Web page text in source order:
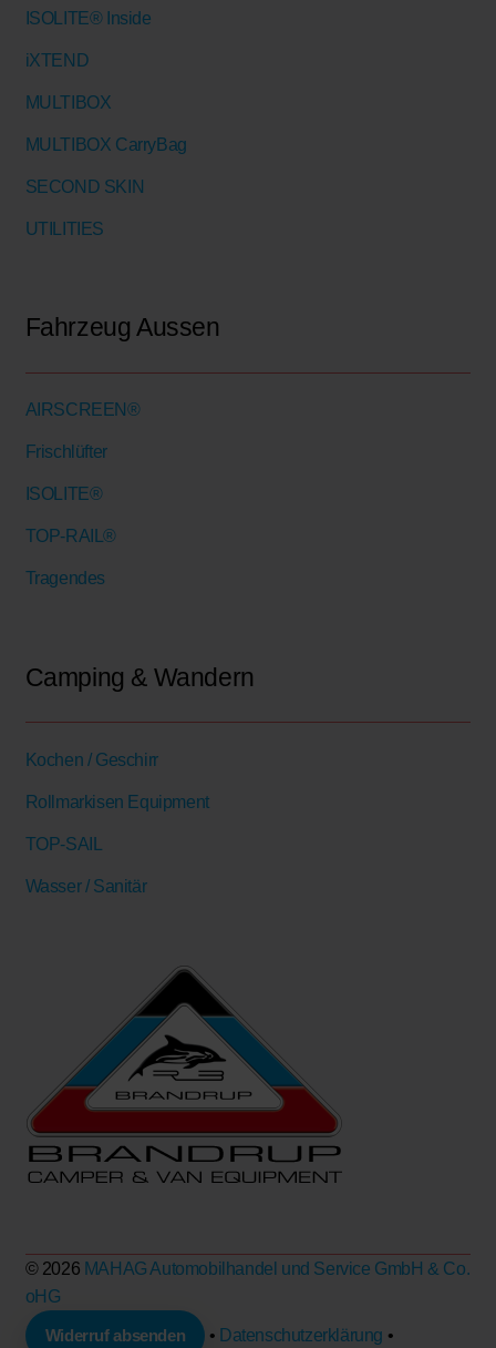
ISOLITE® Inside
iXTEND
MULTIBOX
MULTIBOX CarryBag
SECOND SKIN
UTILITIES
Fahrzeug Aussen
AIRSCREEN®
Frischlüfter
ISOLITE®
TOP-RAIL®
Tragendes
Camping & Wandern
Kochen / Geschirr
Rollmarkisen Equipment
TOP-SAIL
Wasser / Sanitär
© 2026 MAHAG Automobilhandel und Service GmbH & Co.
oHG
Widerruf absenden • Datenschutzerklärung •